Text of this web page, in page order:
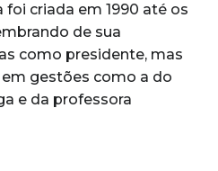
criada em 1990 até os
de sua
como presidente, mas
gestões como a do
e da professora